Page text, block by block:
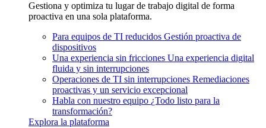
Gestiona y optimiza tu lugar de trabajo digital de forma
proactiva en una sola plataforma.
Para equipos de TI reducidos Gestión proactiva de
dispositivos
Una experiencia sin fricciones Una experiencia digital
fluida y sin interrupciones
Operaciones de TI sin interrupciones Remediaciones
proactivas y un servicio excepcional
Habla con nuestro equipo ¿Todo listo para la
transformación?
Explora la plataforma